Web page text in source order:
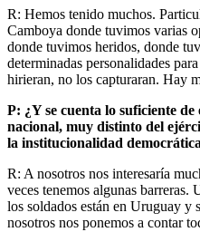
R: Hemos tenido muchos.
Camboya donde tuvimos varias
donde tuvimos heridos, donde
determinadas personalidades
hirieran, no los capturaran. Hay
P: ¿Y se cuenta lo suficiente
nacional, muy distinto del
la institucionalidad
R: A nosotros nos interesaría
veces tenemos algunas barreras.
los soldados están en Uruguay y
nosotros nos ponemos a contar